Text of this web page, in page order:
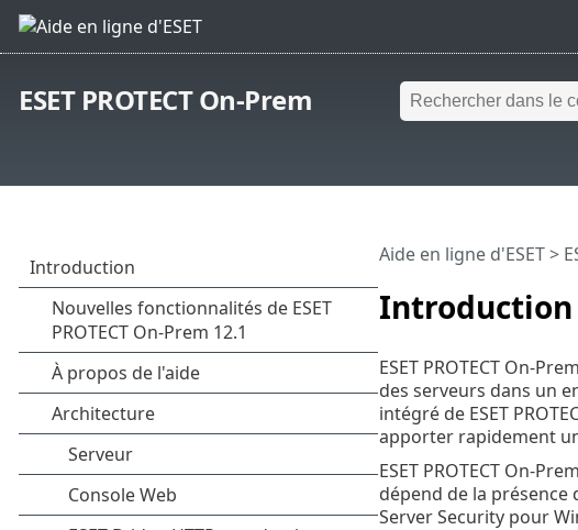
ESET PROTECT On-Prem
Introduction
Aide en ligne d'ESET>
ESET PROTECT On-
des serveurs dans un
intégré de ESET
apporter rapidement
ESET PROTECT On-
dépend de la présence
Server Security pour